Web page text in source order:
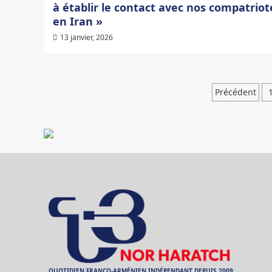
à établir le contact avec nos
en Iran »
13 janvier, 2026
Précédent 1